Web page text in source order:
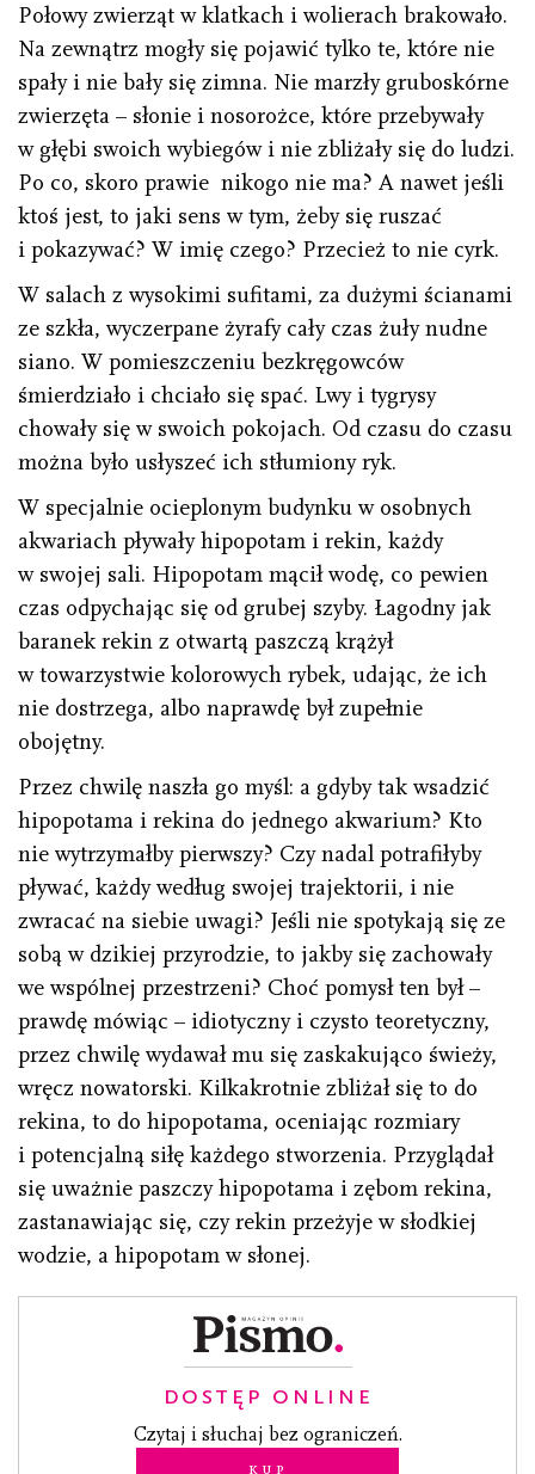
Połowy zwierząt w klatkach i wolierach brakowało.
Na zewnątrz mogły się pojawić tylko te, które nie
spały i nie bały się zimna. Nie marzły gruboskórne
zwierzęta – słonie i nosorożce, które przebywały
w głębi swoich wybiegów i nie zbliżały się do ludzi.
Po co, skoro prawie nikogo nie ma? A nawet jeśli
ktoś jest, to jaki sens w tym, żeby się ruszać
i pokazywać? W imię czego? Przecież to nie cyrk.
W salach z wysokimi sufitami, za dużymi ścianami
ze szkła, wyczerpane żyrafy cały czas żuły nudne
siano. W pomieszczeniu bezkręgowców
śmierdziało i chciało się spać. Lwy i tygrysy
chowały się w swoich pokojach. Od czasu do czasu
można było usłyszeć ich stłumiony ryk.
W specjalnie ocieplonym budynku w osobnych
akwariach pływały hipopotam i rekin, każdy
w swojej sali. Hipopotam mącił wodę, co pewien
czas odpychając się od grubej szyby. Łagodny jak
baranek rekin z otwartą paszczą krążył
w towarzystwie kolorowych rybek, udając, że ich
nie dostrzega, albo naprawdę był zupełnie
obojętny.
Przez chwilę naszła go myśl: a gdyby tak wsadzić
hipopotama i rekina do jednego akwarium? Kto
nie wytrzymałby pierwszy? Czy nadal potrafiłyby
pływać, każdy według swojej trajektorii, i nie
zwracać na siebie uwagi? Jeśli nie spotykają się ze
sobą w dzikiej przyrodzie, to jakby się zachowały
we wspólnej przestrzeni? Choć pomysł ten był –
prawdę mówiąc – idiotyczny i czysto teoretyczny,
przez chwilę wydawał mu się zaskakująco świeży,
wręcz nowatorski. Kilkakrotnie zbliżał się to do
rekina, to do hipopotama, oceniając rozmiary
i potencjalną siłę każdego stworzenia. Przyglądał
się uważnie paszczy hipopotama i zębom rekina,
zastanawiając się, czy rekin przeżyje w słodkiej
wodzie, a hipopotam w słonej.
DOSTĘP ONLINE
Czytaj i słuchaj bez ograniczeń.
Kup